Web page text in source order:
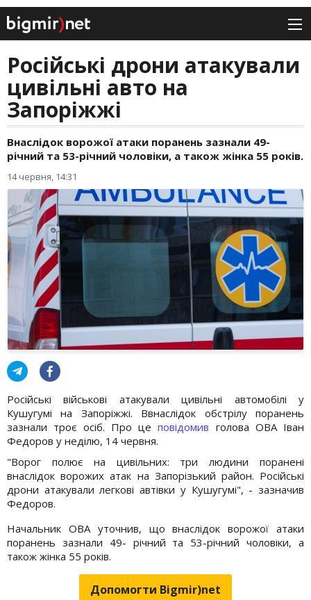
Російські дрони атакували
цивільні авто на
Запоріжжі
Внаслідок ворожої атаки поранень зазнали 49-
річний та 53-річний чоловіки, а також жінка 55 років.
14 червня, 14:31
Російські військові атакували цивільні автомобілі у
Кушугумі на Запоріжжі. Ввнаслідок обстрілу поранень
зазнали троє осіб. Про цеповідомив голова ОВА Іван
Федоров у неділю, 14 червня.
"Ворог полює на цивільних: три людини поранені
внаслідок ворожих атак на Запорізький район. Російські
дрони атакували легкові автівки у Кушугумі", - зазначив
Федоров.
Начальник ОВА уточнив, що внаслідок ворожої атаки
поранень зазнали 49- річний та 53-річний чоловіки, а
також жінка 55 років.
Допомогти Bigmir)net